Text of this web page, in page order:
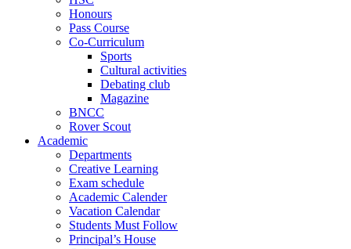
Honours
Pass Course
Co-Curriculum
Sports
Cultural activities
Debating club
Magazine
BNCC
Rover Scout
Academic
Departments
Creative Learning
Exam schedule
Academic Calender
Vacation Calendar
Students Must Follow
Principal’s House